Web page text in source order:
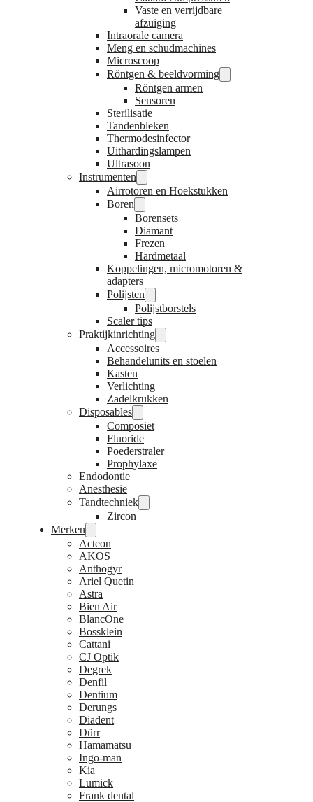
Vaste en verrijdbare
afzuiging
Intraorale camera
Meng en schudmachines
Microscoop
Röntgen & beeldvorming
Röntgen armen
Sensoren
Sterilisatie
Tandenbleken
Thermodesinfector
Uithardingslampen
Ultrasoon
Instrumenten
Airrotoren en Hoekstukken
Boren
Borensets
Diamant
Frezen
Hardmetaal
Koppelingen, micromotoren &
adapters
Polijsten
Polijstborstels
Scaler tips
Praktijkinrichting
Accessoires
Behandelunits en stoelen
Kasten
Verlichting
Zadelkrukken
Disposables
Composiet
Fluoride
Poederstraler
Prophylaxe
Endodontie
Anesthesie
Tandtechniek
Zircon
Merken
Acteon
AKOS
Anthogyr
Ariel Quetin
Astra
Bien Air
BlancOne
Bossklein
Cattani
CJ Optik
Degrek
Denfil
Dentium
Derungs
Diadent
Dürr
Hamamatsu
Ingo-man
Kia
Lumick
Frank dental